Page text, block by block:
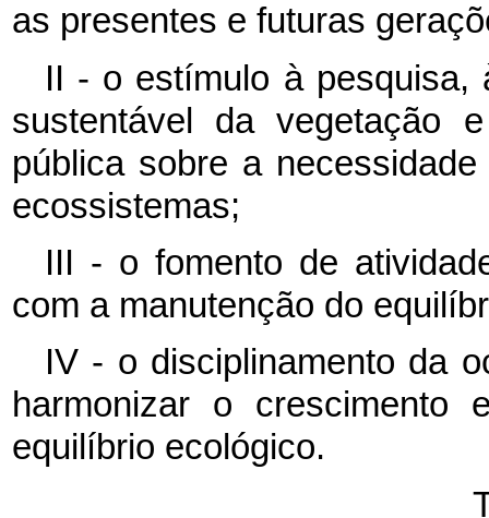
as presentes e futuras
II - o estímulo à pesquisa,
sustentável da vegetação
pública sobre a
ecossistemas;
III - o fomento de
com a manutenção do
IV - o disciplinamento da
harmonizar o crescimento
equilíbrio ecológico.